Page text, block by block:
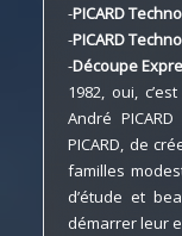
-PICARD
-PICARD
-Découpe
1982, oui,
André
PICARD, de
familles
d’étude et
démarrer leur